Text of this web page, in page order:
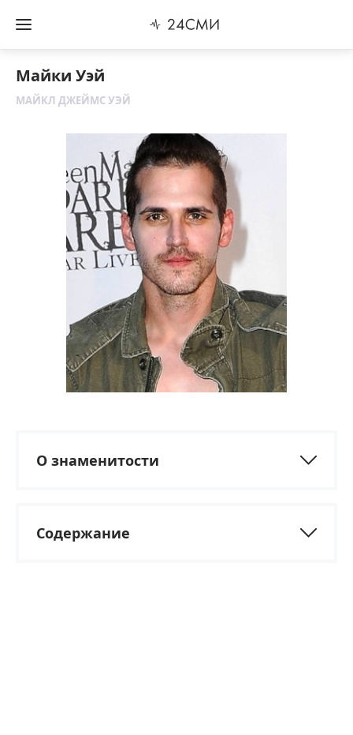
Майки Уэй
МАЙКЛ ДЖЕЙМС УЭЙ
О знаменитости
Содержание